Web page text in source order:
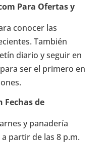
Para Ofertas y
conocer las
También
diario y seguir en
para ser el primero en
Fechas de
y panadería
partir de las 8 p.m.